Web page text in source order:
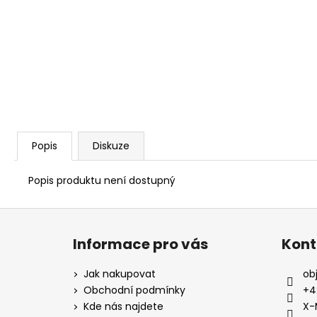
Popis Diskuze
Popis produktu není dostupný
Z
Informace pro vás
Jak nakupovat
Obchodní podmínky
Kde nás najdete
X-